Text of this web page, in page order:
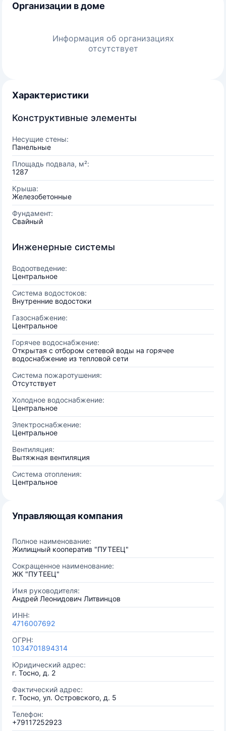
Организации в доме
Информация об организациях
отсутствует
Характеристики
Конструктивные элементы
Несущие стены:
Панельные
Площадь подвала, м²:
1287
Крыша:
Железобетонные
Фундамент:
Свайный
Инженерные системы
Водоотведение:
Центральное
Система водостоков:
Внутренние водостоки
Газоснабжение:
Центральное
Горячее водоснабжение:
Открытая с отбором сетевой воды на горячее
водоснабжение из тепловой сети
Система пожаротушения:
Отсутствует
Холодное водоснабжение:
Центральное
Электроснабжение:
Центральное
Вентиляция:
Вытяжная вентиляция
Система отопления:
Центральное
Управляющая компания
Полное наименование:
Жилищный кооператив "ПУТЕЕЦ"
Сокращенное наименование:
ЖК "ПУТЕЕЦ"
Имя руководителя:
Андрей Леонидович Литвинцов
ИНН:
4716007692
ОГРН:
1034701894314
Юридический адрес:
г. Тосно, д. 2
Фактический адрес:
г. Тосно, ул. Островского, д. 5
Телефон:
+79117252923